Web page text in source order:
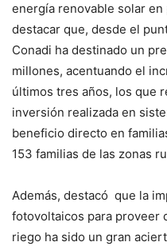
energía renovable solar
destacar que, desde el
Conadi ha destinado un
millones, acentuando el
últimos tres años, los que
inversión realizada en
beneficio directo en
153 familias de las zonas
Además, destacó que la
fotovoltaicos para proveer
riego ha sido un gran